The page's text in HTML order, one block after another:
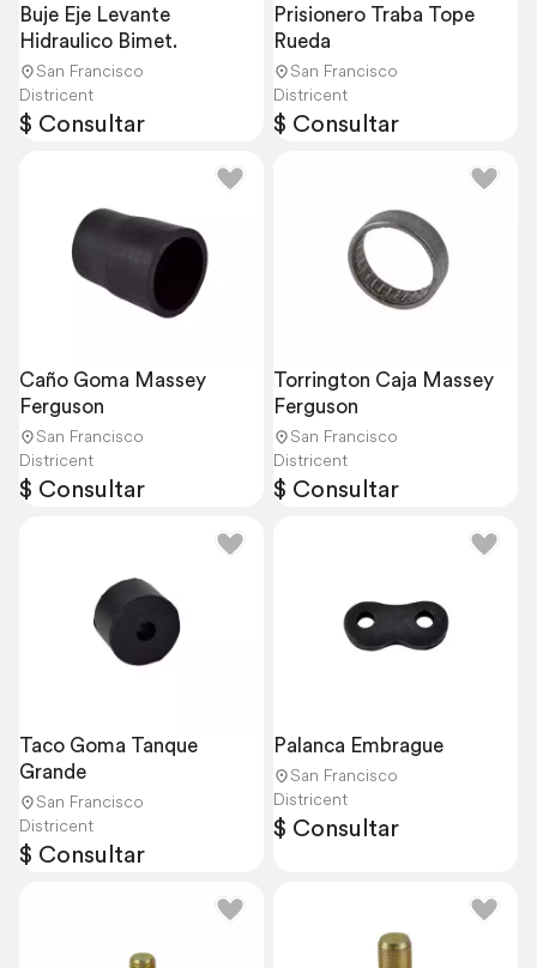
Buje Eje Levante
Hidraulico Bimet.
San Francisco
Districent
$ Consultar
Prisionero Traba Tope
Rueda
San Francisco
Districent
$ Consultar
Caño Goma Massey
Ferguson
San Francisco
Districent
$ Consultar
Torrington Caja Massey
Ferguson
San Francisco
Districent
$ Consultar
Taco Goma Tanque
Grande
San Francisco
Districent
$ Consultar
Palanca Embrague
San Francisco
Districent
$ Consultar